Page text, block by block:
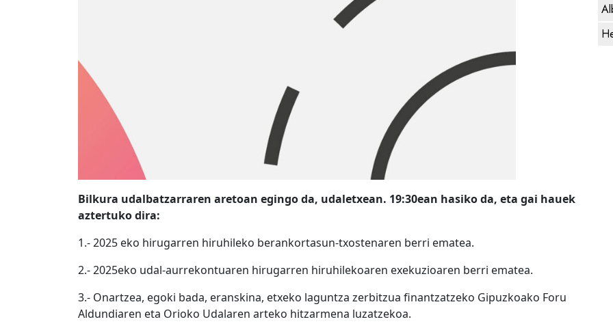
Bilkura udalbatzarraren aretoan egingo da, udaletxean. 19:30ean hasiko da, eta gai hauek
aztertuko dira:
1.- 2025 eko hirugarren hiruhileko berankortasun-txostenaren berri ematea.
2.- 2025eko udal-aurrekontuaren hirugarren hiruhilekoaren exekuzioaren berri ematea.
3.- Onartzea, egoki bada, eranskina, etxeko laguntza zerbitzua finantzatzeko Gipuzkoako Foru
Aldundiaren eta Orioko Udalaren arteko hitzarmena luzatzekoa.